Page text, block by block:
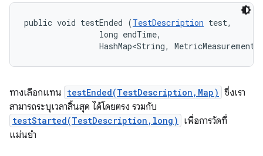
public void testEnded (TestDescription test,
                long endTime,
HashMap<String,
ทางเลือกแทน testEnded(TestDescription,Map) ซึ่งเรา
สามารถระบุเวลาสิ้นสุด ได้โดยตรง รวมกับ
testStarted(TestDescription,long)
เพื่อการวัดที่
แม่นยำ